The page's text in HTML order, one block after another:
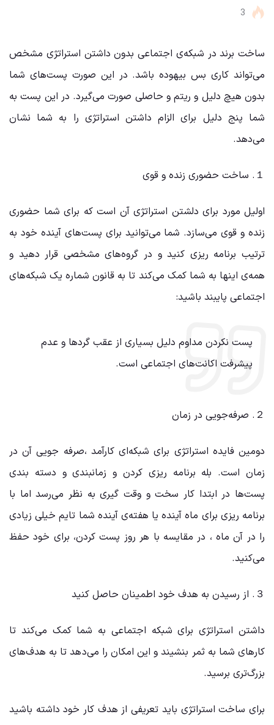
3
ساخت برند در شبکه‌ی اجتماعی بدون داشتن استراتژی مشخص
می‌تواند کاری بس بیهوده باشد. در این صورت پست‌های شما
بدون هیچ دلیل و ریتم و حاصلی صورت می‌گیرد. در این پست به
شما پنج دلیل برای الزام داشتن استراتژی را به شما نشان
می‌دهد.
１. ساخت حضوری زنده و قوی
اولیل مورد برای دلشتن استراتژی آن است که برای شما حضوری
زنده و قوی می‌سازد. شما می‌توانید برای پست‌های آینده خود به
ترتیب برنامه ریزی کنید و در گروه‌های مشخصی قرار دهید و
همه‌ی اینها به شما کمک می‌کند تا به قانون شماره یک شبکه‌های
اجتماعی پایبند باشید:
پست نکردن مداوم دلیل بسیاری از عقب گرد‌ها و عدم
پیشرفت اکانت‌های اجتماعی است.
２. صرفه‌جویی در زمان
دومین فایده استراتژی برای شبکه‌ای کارآمد ،صرفه جویی آن در
زمان است. بله برنامه ریزی کردن و زمانبندی و دسته بندی
پست‌ها در ابتدا کار سخت و وقت گیری به نظر می‌رسد اما با
برنامه ریزی برای ماه آینده یا هفته‌ی آینده شما تایم خیلی زیادی
را در آن ماه ، در مقایسه با هر روز پست کردن، برای خود حفظ
می‌کنید.
３. از رسیدن به هدف خود اطمینان حاصل کنید
داشتن استراتژی برای شبکه اجتماعی به شما کمک می‌کند تا
کارهای شما به ثمر بنشیند و این امکان را می‌دهد تا به هدف‌های
بزرگ‌تری برسید.
برای ساخت استراتژی باید تعریفی از هدف کار خود داشته باشید